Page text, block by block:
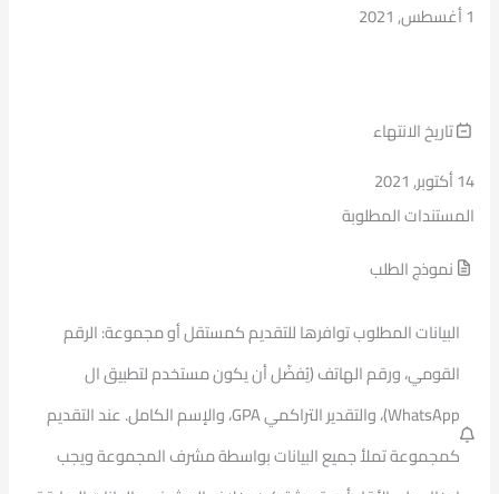
1 أغسطس, 2021
تاريخ الانتهاء
14 أكتوبر, 2021
المستندات المطلوبة
نموذج الطلب
البيانات المطلوب توافرها للتقديم كمستقل أو مجموعة: الرقم
القومي، ورقم الهاتف (يُفضّل أن يكون مستخدم لتطبيق ال
WhatsApp)، والتقدير التراكمي GPA، والإسم الكامل. عند التقديم
كمجموعة تملأ جميع البيانات بواسطة مشرف المجموعة ويجب